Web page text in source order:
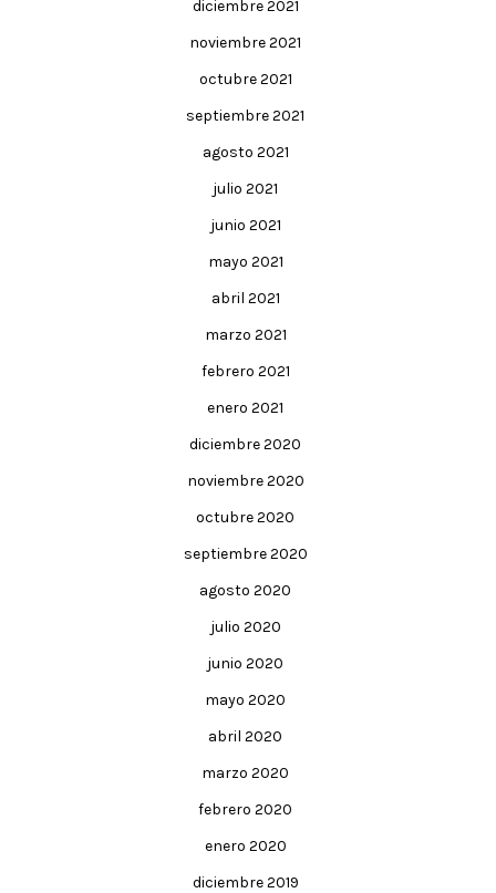
diciembre 2021
noviembre 2021
octubre 2021
septiembre 2021
agosto 2021
julio 2021
junio 2021
mayo 2021
abril 2021
marzo 2021
febrero 2021
enero 2021
diciembre 2020
noviembre 2020
octubre 2020
septiembre 2020
agosto 2020
julio 2020
junio 2020
mayo 2020
abril 2020
marzo 2020
febrero 2020
enero 2020
diciembre 2019